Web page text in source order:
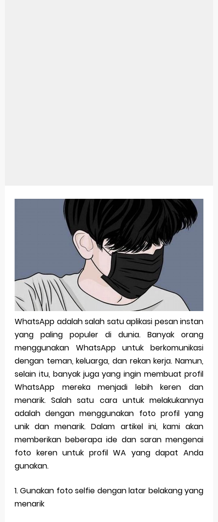
Bitcoin Miner Android: Apa Itu Dan Bagaimana Cara Menggunakannya
Pp Wa Couple Pasangan: Cara Terbaik Untuk Menjaga Hubungan
Cara Mengecek Windows Ori
Simpan Profil Ig Dengan Mudah
Aplikasi Togel Android: Solusi Praktis Untuk Pecinta Togel
Siap Video Call, tapi Download Aplikasinya Dulu, Abangku
Thursday, 6 August
WhatsApp adalah salah satu aplikasi pesan instan
yang paling populer di dunia. Banyak orang
menggunakan WhatsApp untuk berkomunikasi
dengan teman, keluarga, dan rekan kerja. Namun,
selain itu, banyak juga yang ingin membuat profil
WhatsApp mereka menjadi lebih keren dan
menarik. Salah satu cara untuk melakukannya
adalah dengan menggunakan foto profil yang
unik dan menarik. Dalam artikel ini, kami akan
memberikan beberapa ide dan saran mengenai
foto keren untuk profil WA yang dapat Anda
gunakan.
1. Gunakan foto selfie dengan latar belakang yang
menarik